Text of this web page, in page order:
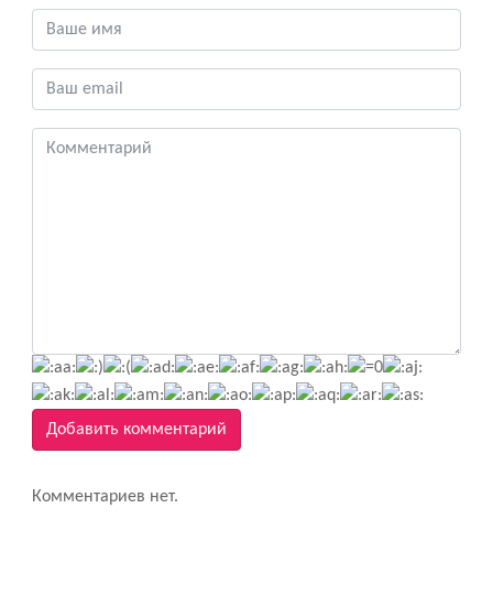
Добавить комментарий
Комментариев нет.